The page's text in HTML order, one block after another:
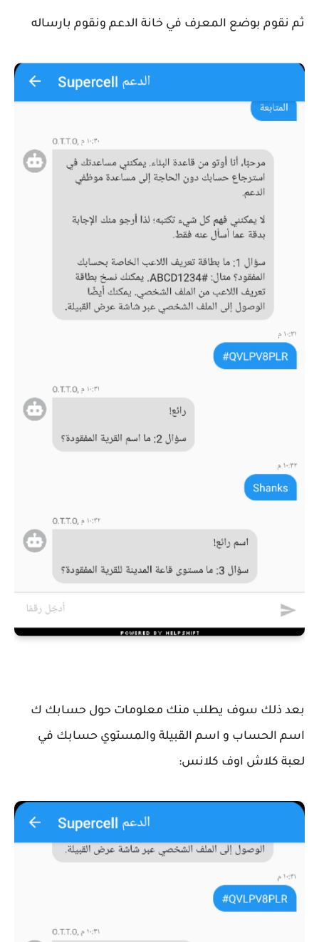
ثم نقوم بوضع المعرف في خانة الدعم ونقوم بارساله
بعد ذلك سوف يطلب منك معلومات حول حسابك ك
اسم الحساب و اسم القبيلة والمستوي حسابك في
لعبة كلاش اوف كلانس: